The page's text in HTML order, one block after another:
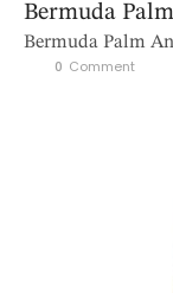
Bermuda
Bermuda Palm
0 Comment